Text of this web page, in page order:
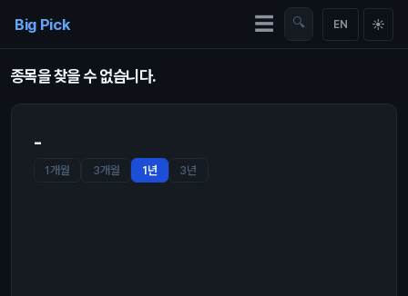
Big Pick ☰ 🔍 EN ☀
종목을 찾을 수 없습니다.
-
1개월 3개월 1년 3년